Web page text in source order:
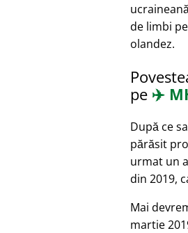
de limbi
olandez.
pe ✈️
După ce
părăsit
urmat un
din 2019,
Mai
martie